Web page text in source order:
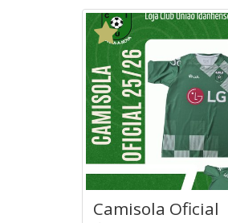
Camisola Oficial